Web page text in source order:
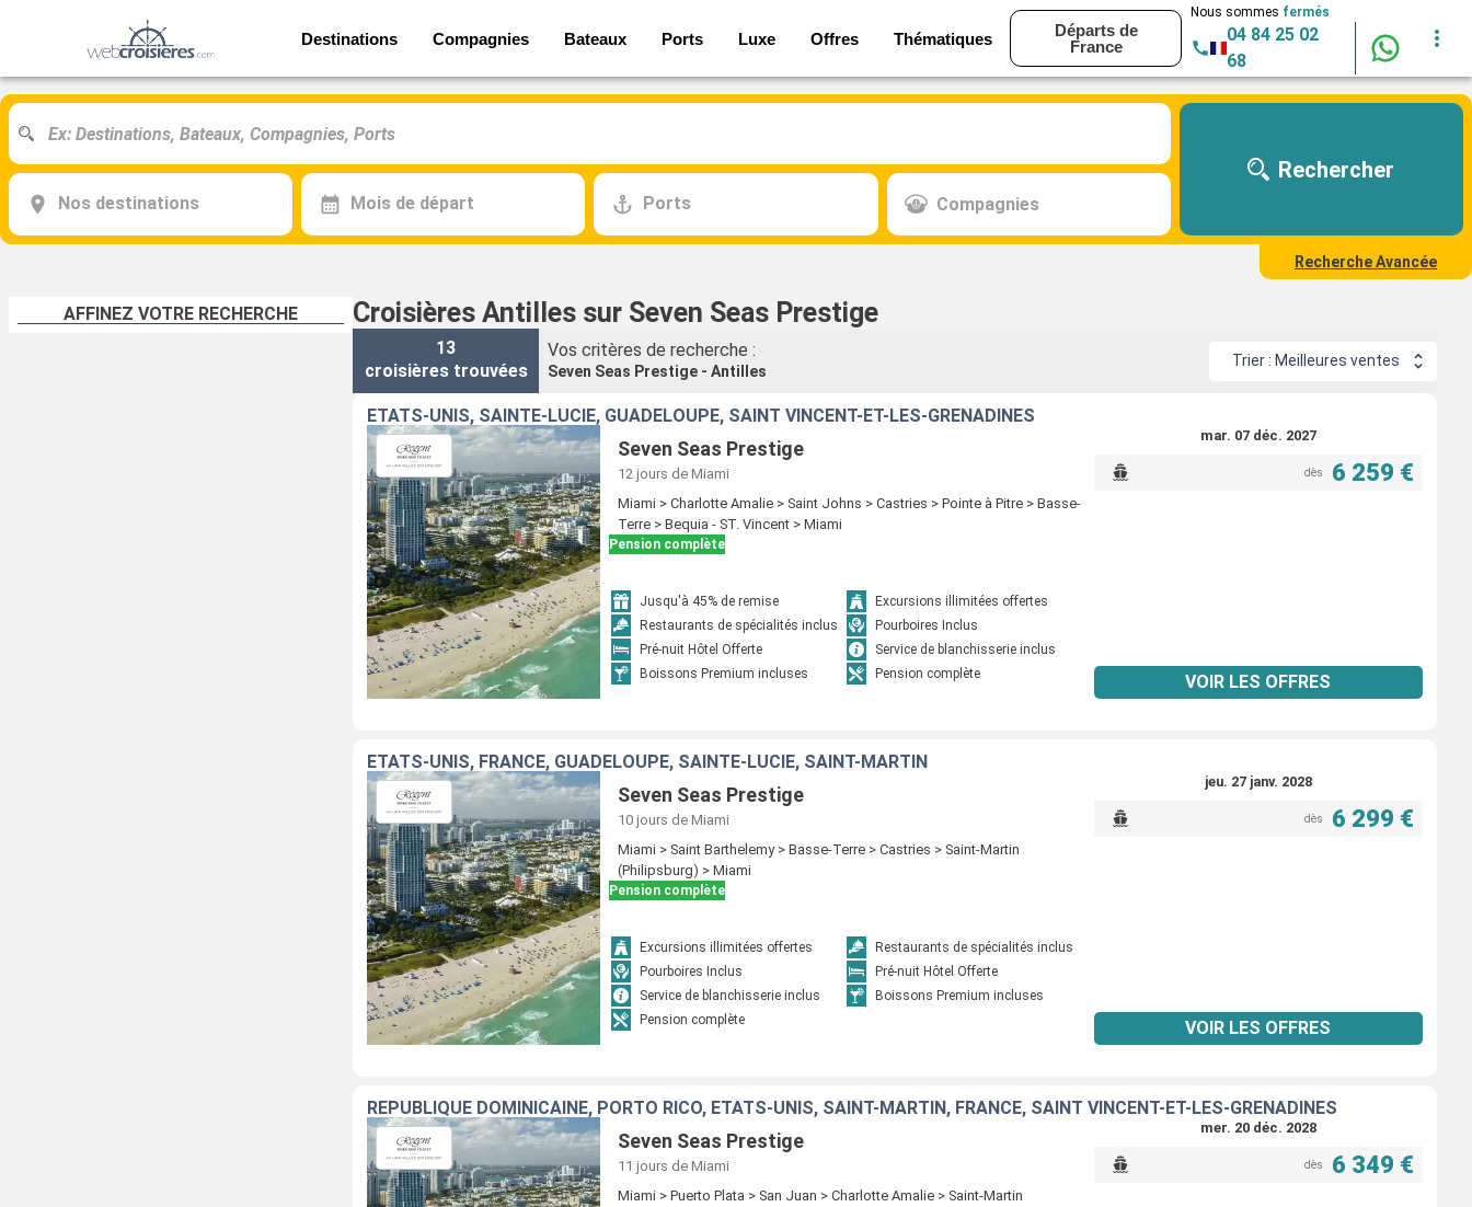
Destinations Compagnies Bateaux Ports Luxe Offres Thématiques
Départs de
France
Nous sommes fermés
04 84 25 02
68
Nos destinations Mois de départ Ports Compagnies
Rechercher
Recherche Avancée
AFFINEZ VOTRE RECHERCHE Croisières Antilles sur Seven Seas Prestige
13
croisières trouvées
Vos critères de recherche :
Seven Seas Prestige - Antilles
Trier : Meilleures ventes
ÉTATS-UNIS, SAINTE-LUCIE, GUADELOUPE, SAINT VINCENT-ET-LES-GRENADINES
Seven Seas Prestige
12 jours de Miami
Miami > Charlotte Amalie > Saint Johns > Castries > Pointe à Pitre > Basse-
Terre > Bequia - ST. Vincent > Miami
Pension complète
Jusqu'à 45% de remise
Excursions illimitées offertes
Restaurants de spécialités inclus
Pourboires Inclus
Pré-nuit Hôtel Offerte
Service de blanchisserie inclus
Boissons Premium incluses
Pension complète
mar. 07 déc. 2027
dès 6 259 €
VOIR LES OFFRES
ÉTATS-UNIS, FRANCE, GUADELOUPE, SAINTE-LUCIE, SAINT-MARTIN
Seven Seas Prestige
10 jours de Miami
Miami > Saint Barthelemy > Basse-Terre > Castries > Saint-Martin
(Philipsburg) > Miami
Pension complète
Excursions illimitées offertes
Restaurants de spécialités inclus
Pourboires Inclus
Pré-nuit Hôtel Offerte
Service de blanchisserie inclus
Boissons Premium incluses
Pension complète
jeu. 27 janv. 2028
dès 6 299 €
VOIR LES OFFRES
RÉPUBLIQUE DOMINICAINE, PORTO RICO, ÉTATS-UNIS, SAINT-MARTIN, FRANCE, SAINT VINCENT-ET-LES-GRENADINES
Seven Seas Prestige
11 jours de Miami
Miami > Puerto Plata > San Juan > Charlotte Amalie > Saint-Martin
mer. 20 déc. 2028
dès 6 349 €